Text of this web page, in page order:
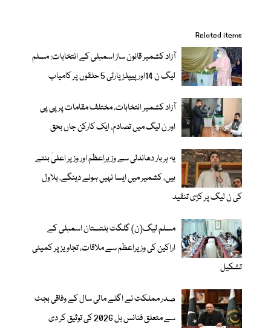
Related items
آزاد کشمیر قانون ساز اسمبلی کے انتخابات: مسلم
ليگ ن 14اور پیپلزپارٹی 5 حلقوں پر کامیاب
آزاد کشمیر انتخابات، مختلف مقامات پر پی پی
اور ن لیگ میں تصادم، ایک کارکن جاں بحق
یہ ہر بار دھاندلی سے وزیراعظم اور وزیر اعلیٰ بنتے
ہیں، کشمیر میں ایسا نہیں ہونے دینگے، بلاول
کی ن لیگ پر کڑی تنقید
مسلم لیگ(ن) گلگت بلتستان اسمبلی کے
اراکین کی وزیراعظم سے ملاقات، تجاویز پر کمیٹی
تشکیل
صدر مملکت نے اگلے مالی سال کے وفاقی بجٹ
سے متعلق فنانس بل 2026 کی توثیق کر دی